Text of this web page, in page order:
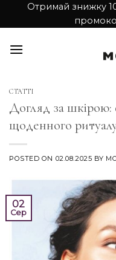
Отримай знижку
СТАТТІ
Догляд за шкірою:
щоденного
POSTED ON 02.08.2025 BY
02
Сер